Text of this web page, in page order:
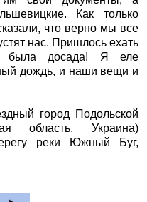
Как только
что верно мы все
нас. Пришлось ехать
была досада! Я еле
дождь, и наши вещи и
город Подольской
область, Украина)
реки Южный Буг,